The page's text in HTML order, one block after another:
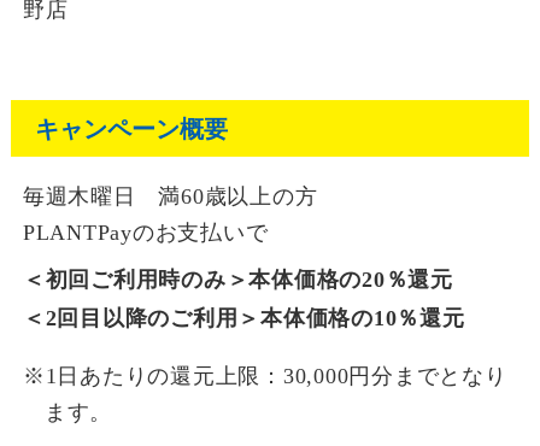
野店
キャンペーン概要
毎週木曜日 満60歳以上の方
PLANTPayのお支払いで
＜初回ご利用時のみ＞本体価格の20％還元
＜2回目以降のご利用＞本体価格の10％還元
※1日あたりの還元上限：30,000円分までとなり
ます。